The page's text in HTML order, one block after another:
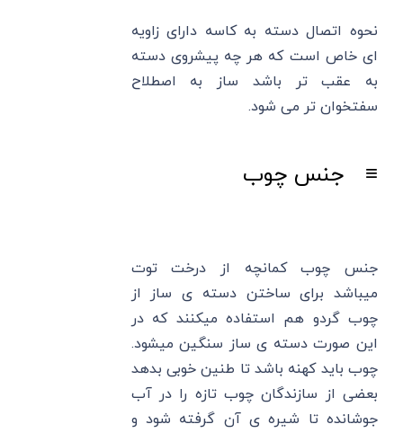
نحوه اتصال دسته به کاسه دارای زاویه
ای خاص است که هر چه پیشروی دسته
به عقب تر باشد ساز به اصطلاح
سفتخوان تر می شود.
≡ جنس چوب
جنس چوب کمانچه از درخت توت
میباشد برای ساختن دسته ی ساز از
چوب گردو هم استفاده میکنند که در
این صورت دسته ی ساز سنگین میشود.
چوب باید کهنه باشد تا طنین خوبی بدهد
بعضی از سازندگان چوب تازه را در آب
جوشانده تا شیره ی آن گرفته شود و